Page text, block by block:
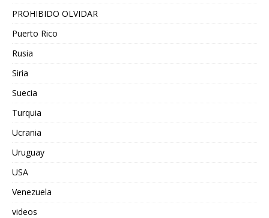
PROHIBIDO OLVIDAR
Puerto Rico
Rusia
Siria
Suecia
Turquia
Ucrania
Uruguay
USA
Venezuela
videos